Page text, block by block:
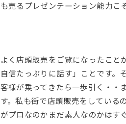
も売るプレゼンテーション能力こ
よく店頭販売をご覧になったこと
自信たっぷりに話す」ことです。
客様が乗ってきたら一歩引く・・
す。私も街で店頭販売をしている
がプロなのかまだ素人なのかはす